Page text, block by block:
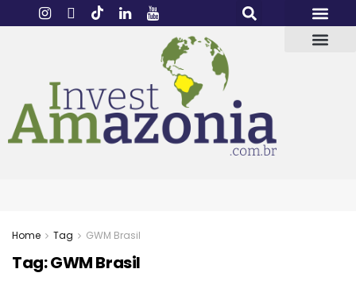
Home Tag GWM Brasil
Tag:GWM Brasil